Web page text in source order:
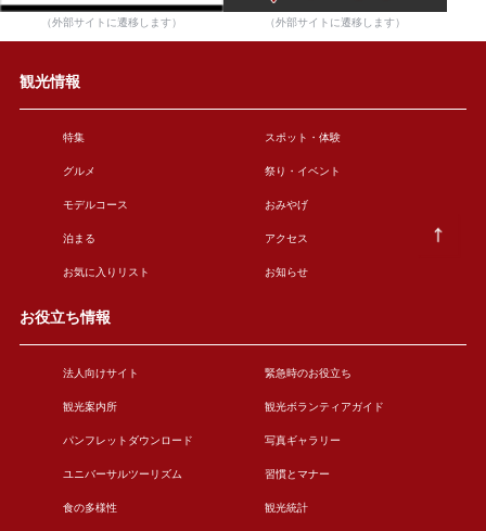
（外部サイトに遷移します） （外部サイトに遷移します）
観光情報
特集 スポット・体験
グルメ 祭り・イベント
モデルコース おみやげ
泊まる アクセス
お気に入りリスト お知らせ
お役立ち情報
法人向けサイト 緊急時のお役立ち
観光案内所 観光ボランティアガイド
パンフレットダウンロード 写真ギャラリー
ユニバーサルツーリズム 習慣とマナー
食の多様性 観光統計